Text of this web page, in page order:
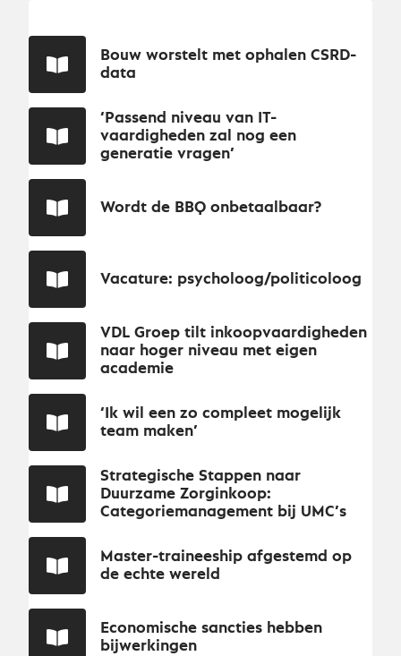
Bouw worstelt met ophalen CSRD-
data
‘Passend niveau van IT-
vaardigheden zal nog een
generatie vragen’
Wordt de BBQ onbetaalbaar?
Vacature: psycholoog/politicoloog
VDL Groep tilt inkoopvaardigheden
naar hoger niveau met eigen
academie
‘Ik wil een zo compleet mogelijk
team maken’
Strategische Stappen naar
Duurzame Zorginkoop:
Categoriemanagement bij UMC’s
Master-traineeship afgestemd op
de echte wereld
Economische sancties hebben
bijwerkingen